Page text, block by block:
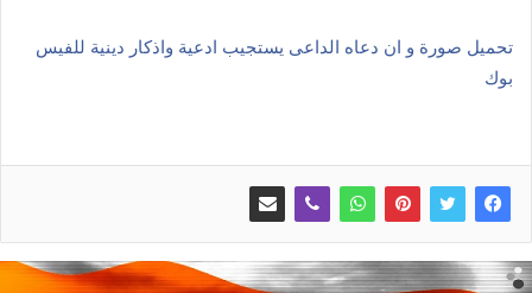
تحميل صورة و ان دعاه الداعى يستجيب ادعية واذكار دينية للفيس
بوك